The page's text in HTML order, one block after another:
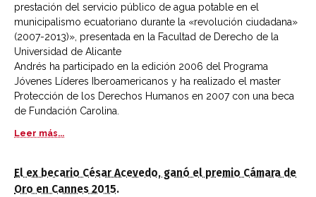
prestación del servicio público de agua potable en el
municipalismo ecuatoriano durante la «revolución ciudadana»
(2007-2013)», presentada en la Facultad de Derecho de la
Universidad de Alicante
Andrés ha participado en la edición 2006 del Programa
Jóvenes Líderes Iberoamericanos y ha realizado el master
Protección de los Derechos Humanos en 2007 con una beca
de Fundación Carolina.
Leer más...
El ex becario César Acevedo, ganó el premio Cámara de
Oro en Cannes 2015.